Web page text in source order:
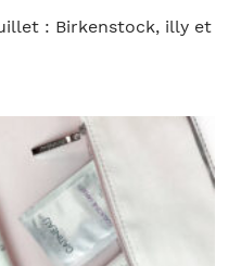
: Birkenstock, illy et